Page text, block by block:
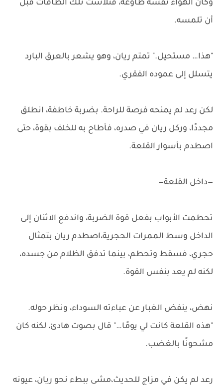
وكأن الهواء نفسه طاوعه، فتلاشت تلك الطاقات قبل
أن تلمسه.
"هذا… مستحيل." تمتم ريان، وهو يشعر بالعرق البارد
يتسلل إلى عموده الفقري.
لكن رعد لم يمنحه فرصة للراحة. بضربة خاطفة، انطلق
مجددًا، وركل ريان في صدره، فأطاح به للخلف بقوة، حتى
اصطدم بأسوار القلعة.
—داخل القلعة—
تحطمت الأبواب بفعل قوة الضربة، واندفع الاثنان إلى
الداخل وسط الممرات الحجرية،اصطدم ريان بتمثال
حجري، فسقط وتحطم، بينما تدفق الظلام من جسده،
لكنه لم يعد بنفس القوة.
نهض، ينفض الغبار عن عباءته السوداء، ونظر حوله.
"هذه القلعة كانت لي يومًا…" قال بصوت هادئ، لكنه كان
مشحونًا بالغضب.
رعد لم يكن في مزاج للحديث،مشى ببطء نحو ريان، عيونه